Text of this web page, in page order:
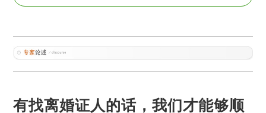
有找离婚证人的话，我们才能够顺